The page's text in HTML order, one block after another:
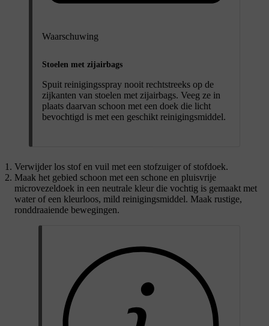
Waarschuwing
Stoelen met zijairbags
Spuit reinigingsspray nooit rechtstreeks op de
zijkanten van stoelen met zijairbags. Veeg ze in
plaats daarvan schoon met een doek die licht
bevochtigd is met een geschikt reinigingsmiddel.
Verwijder los stof en vuil met een stofzuiger of stofdoek.
Maak het gebied schoon met een schone en pluisvrije
microvezeldoek in een neutrale kleur die vochtig is gemaakt met
water of een kleurloos, mild reinigingsmiddel. Maak rustige,
ronddraaiende bewegingen.